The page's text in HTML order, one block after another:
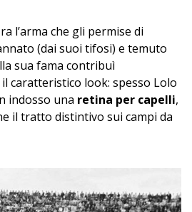
l’arma che gli permise di
(dai suoi tifosi) e temuto
sua fama contribuì
caratteristico look: spesso Lolo
indosso una retina per capelli,
il tratto distintivo sui campi da